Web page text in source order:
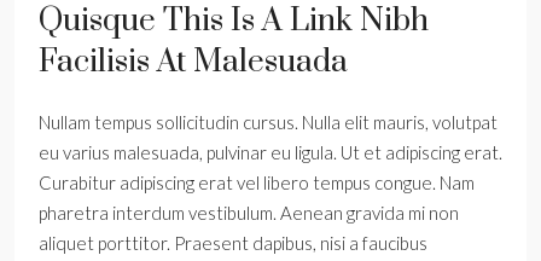
Quisque This Is A Link Nibh
Facilisis At Malesuada
Nullam tempus sollicitudin cursus. Nulla elit mauris, volutpat
eu varius malesuada, pulvinar eu ligula. Ut et adipiscing erat.
Curabitur adipiscing erat vel libero tempus congue. Nam
pharetra interdum vestibulum. Aenean gravida mi non
aliquet porttitor. Praesent dapibus, nisi a faucibus